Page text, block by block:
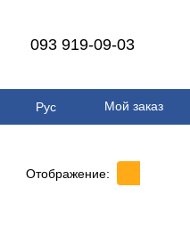
093 919-09-03
Рус Мой заказ
Отображение: